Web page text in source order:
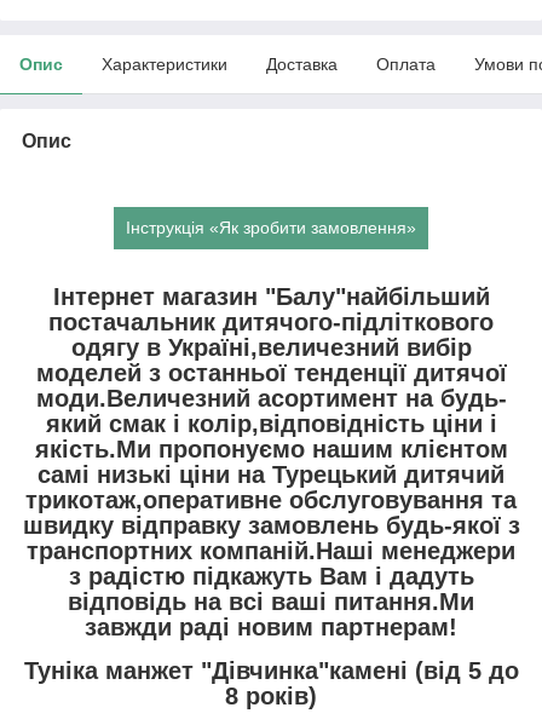
Опис Характеристики Доставка Оплата Умови
Опис
Інструкція «Як зробити замовлення»
Інтернет магазин "Балу"найбільший
постачальник дитячого-підліткового
одягу в Україні,величезний вибір
моделей з останньої тенденції дитячої
моди.Величезний асортимент на будь-
який смак і колір,відповідність ціни і
якість.Ми пропонуємо нашим клієнтом
самі низькі ціни на Турецький дитячий
трикотаж,оперативне обслуговування та
швидку відправку замовлень будь-якої з
транспортних компаній.Наші менеджери
з радістю підкажуть Вам і дадуть
відповідь на всі ваші питання.Ми
завжди раді новим партнерам!
Туніка манжет "Дівчинка"камені (від 5 до
8 років)